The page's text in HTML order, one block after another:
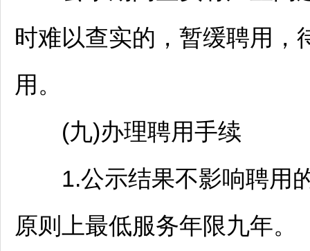
时难以查实的，暂缓聘用，
用。
(九)办理聘用手续
1.公示结果不影响聘用的
原则上最低服务年限九年。